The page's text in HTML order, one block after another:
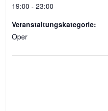
19:00 - 23:00
Veranstaltungskategorie:
Oper